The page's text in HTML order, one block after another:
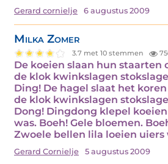
Gerard cornielje 6 augustus 2009
Milka Zomer
3.7 met 10 stemmen
De koeien slaan hun staarten
de klok kwinkslagen
Ding! De hagel slaat het
de klok kwinkslagen
Dong! Dingdong klepel
was. Boeh! Gele bloemen.
Zwoele bellen lila loeien
Gerard Cornielje 5 augustus 2009